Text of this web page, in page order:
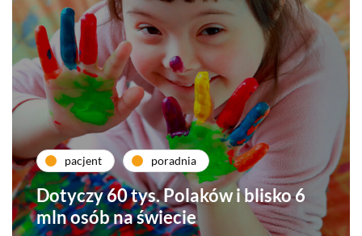
pacjent poradnia
Dotyczy 60 tys. Polaków i blisko 6
mln osób na świecie